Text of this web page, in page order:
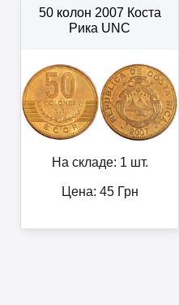
50 колон 2007 Коста
Рика UNC
На складе: 1 шт.
Цена: 45Грн